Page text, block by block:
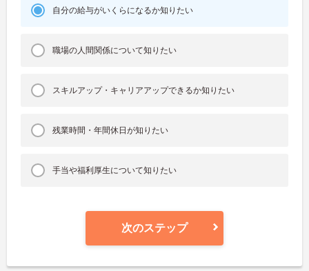
自分の給与がいくらになるか知りたい
職場の人間関係について知りたい
スキルアップ・キャリアアップできるか知りたい
残業時間・年間休日が知りたい
手当や福利厚生について知りたい
次のステップ